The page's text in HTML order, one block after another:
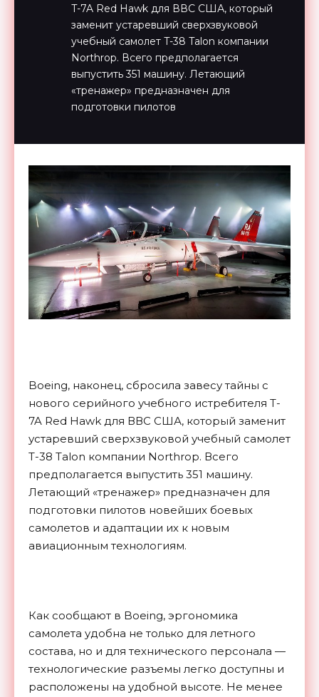
T-7A Red Hawk для ВВС США, который
заменит устаревший сверхзвуковой
учебный самолет T-38 Talon компании
Northrop. Всего предполагается
выпустить 351 машину. Летающий
«тренажер» предназначен для
подготовки пилотов
Boeing, наконец, сбросила завесу тайны с
нового серийного учебного истребителя T-
7A Red Hawk для ВВС США, который заменит
устаревший сверхзвуковой учебный самолет
T-38 Talon компании Northrop. Всего
предполагается выпустить 351 машину.
Летающий «тренажер» предназначен для
подготовки пилотов новейших боевых
самолетов и адаптации их к новым
авиационным технологиям.
Как сообщают в Boeing, эргономика
самолета удобна не только для летного
состава, но и для технического персонала —
технологические разъемы легко доступны и
расположены на удобной высоте. Не менее